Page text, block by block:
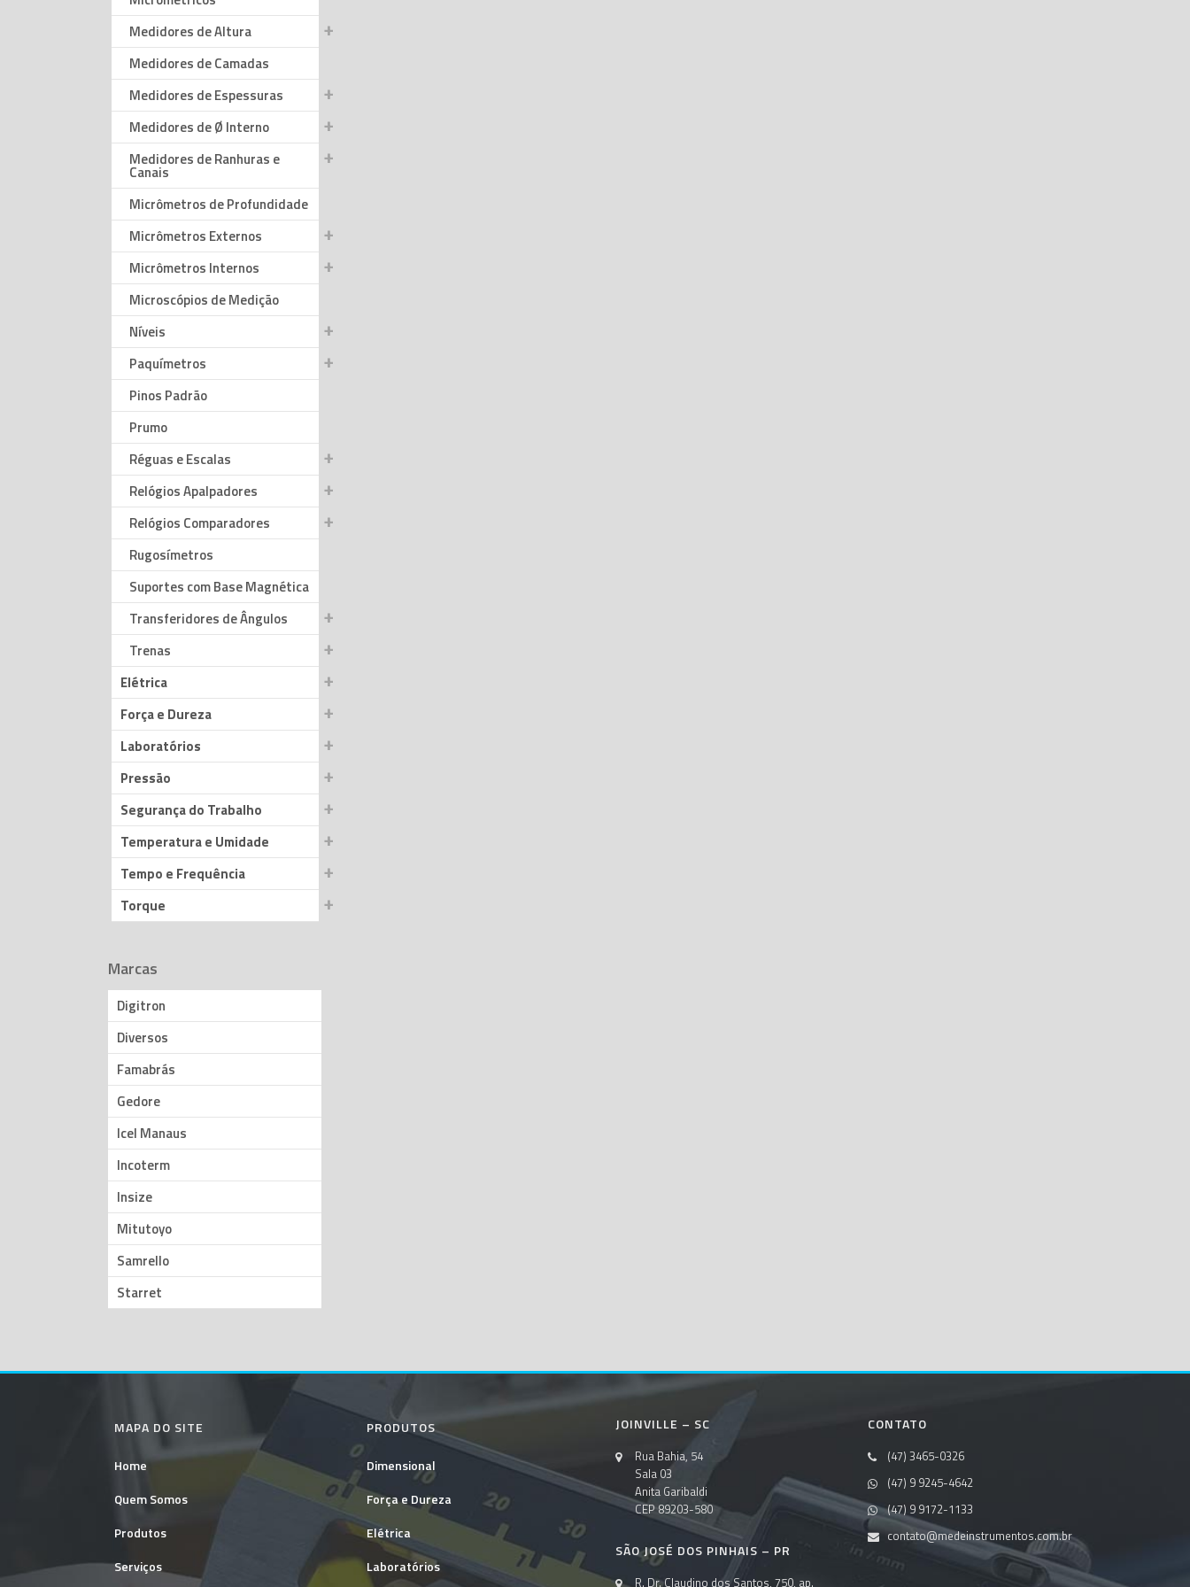
Medidores de Altura
Medidores de Camadas
Medidores de Espessuras
Medidores de Ø Interno
Medidores de Ranhuras e
Canais
Micrômetros de Profundidade
Micrômetros Externos
Micrômetros Internos
Microscópios de Medição
Níveis
Paquímetros
Pinos Padrão
Prumo
Réguas e Escalas
Relógios Apalpadores
Relógios Comparadores
Rugosímetros
Suportes com Base Magnética
Transferidores de Ângulos
Trenas
Elétrica
Força e Dureza
Laboratórios
Pressão
Segurança do Trabalho
Temperatura e Umidade
Tempo e Frequência
Torque
Marcas
Digitron
Diversos
Famabrás
Gedore
Icel Manaus
Incoterm
Insize
Mitutoyo
Samrello
Starret
MAPA DO SITE
Home
Quem Somos
Produtos
Serviços
PRODUTOS
Dimensional
Força e Dureza
Elétrica
Laboratórios
JOINVILLE – SC
Rua Bahia, 54
Sala 03
Anita Garibaldi
CEP 89203-580
SÃO JOSÉ DOS PINHAIS – PR
R. Dr. Claudino dos Santos, 750, ap.
CONTATO
(47) 3465-0326
(47) 9 9245-4642
(47) 9 9172-1133
contato@medeinstrumentos.com.br